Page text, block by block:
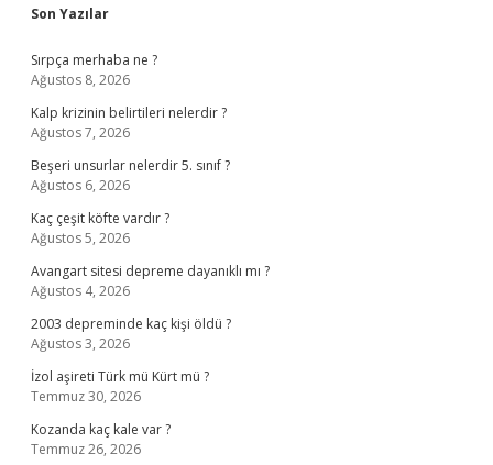
Sidebar
Son Yazılar
Sırpça merhaba ne ?
Ağustos 8, 2026
Kalp krizinin belirtileri nelerdir ?
Ağustos 7, 2026
Beşeri unsurlar nelerdir 5. sınıf ?
Ağustos 6, 2026
Kaç çeşit köfte vardır ?
Ağustos 5, 2026
Avangart sitesi depreme dayanıklı mı ?
Ağustos 4, 2026
2003 depreminde kaç kişi öldü ?
Ağustos 3, 2026
İzol aşireti Türk mü Kürt mü ?
Temmuz 30, 2026
Kozanda kaç kale var ?
Temmuz 26, 2026